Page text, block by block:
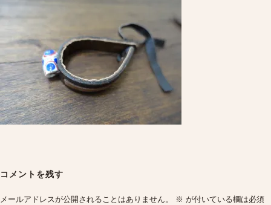
navigation
コメントを残す
メールアドレスが公開されることはありません。 ※ が付いている欄は必須